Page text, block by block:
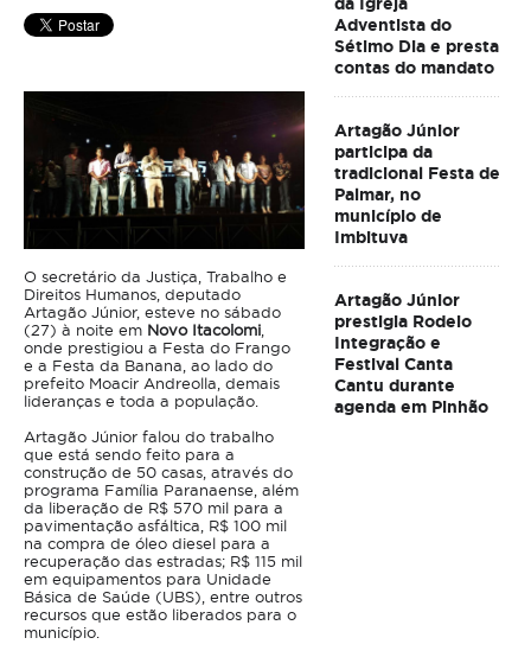
O secretário da Justiça, Trabalho e
Direitos Humanos, deputado
Artagão Júnior, esteve no sábado
(27) à noite em Novo Itacolomi
onde prestigiou a Festa do Frango
e a Festa da Banana, ao lado do
prefeito Moacir Andreolla, demais
lideranças e toda a população.
Artagão Júnior falou do trabalho
que está sendo feito para a
construção de 50 casas, através do
programa Família Paranaense, além
da liberação de R$ 570 mil para a
pavimentação asfáltica, R$ 100 mil
na compra de óleo diesel para a
recuperação das estradas; R$ 115 mil
em equipamentos para Unidade
Básica de Saúde (UBS), entre outros
recursos que estão liberados para o
município.
Adventista do
Sétimo Dia e presta
contas do mandato
Artagão Júnior
participa da
tradicional Festa de
Palmar, no
município de
Imbituva
Artagão Júnior
prestigia Rodeio
Integração e
Festival Canta
Cantu durante
agenda em Pinhão